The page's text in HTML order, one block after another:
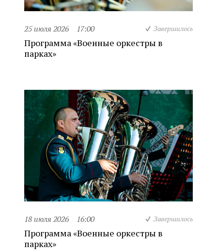
25 июля 2026 17:00 Завершилось
Программа «Военные оркестры в
парках»
18 июля 2026 16:00 Завершилось
Программа «Военные оркестры в
парках»